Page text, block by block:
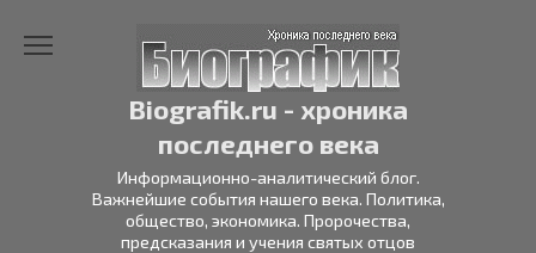
Biografik.ru - хроника
последнего века
Информационно-аналитический блог.
Важнейшие события нашего века. Политика,
общество, экономика. Пророчества,
предсказания и учения святых отцов